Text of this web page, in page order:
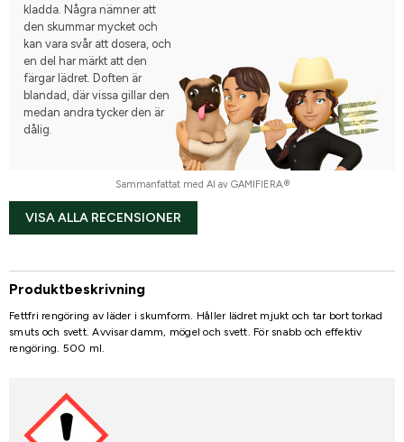
kladda. Några nämner att
den skummar mycket och
kan vara svår att dosera, och
en del har märkt att den
färgar lädret. Doften är
blandad, där vissa gillar den
medan andra tycker den är
dålig.
Sammanfattat med AI av GAMIFIERA.®
VISA ALLA RECENSIONER
Produktbeskrivning
Fettfri rengöring av läder i skumform. Håller lädret mjukt och tar bort torkad
smuts och svett. Avvisar damm, mögel och svett. För snabb och effektiv
rengöring. 500 ml.